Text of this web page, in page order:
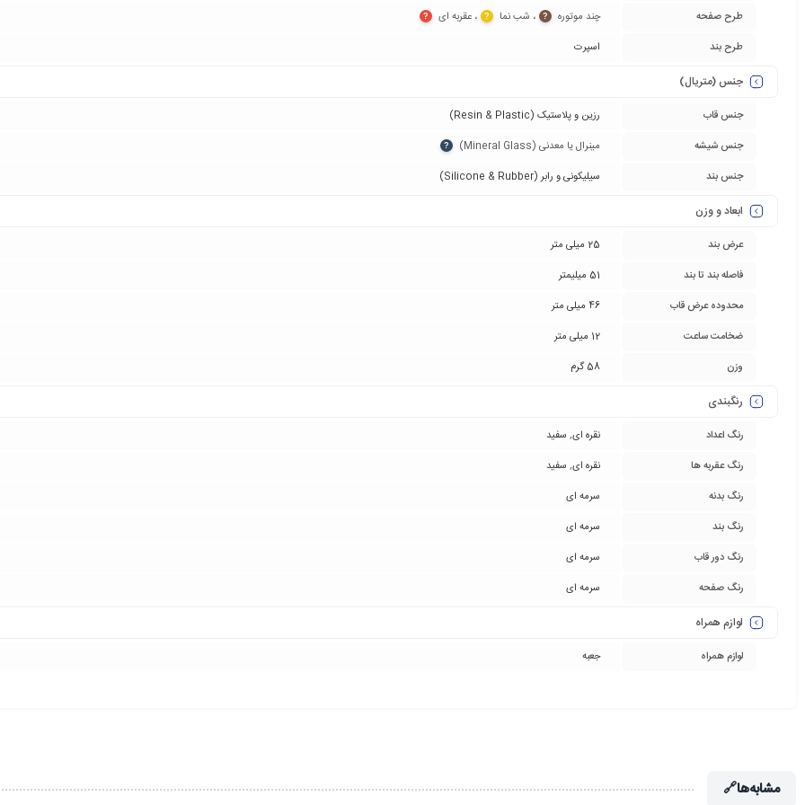
طرح صفحه چند موتوره‏ ? ‏، شب نما‏ ? ‏، عقربه ای‏ ?
طرح بند اسپرت
جنس (متریال)
جنس قاب
رزین و پلاستیک (Resin & Plastic)
جنس شیشه
مینرال یا معدنی (Mineral Glass)‏ ?
جنس بند سیلیکونی و رابر (Silicone & Rubber)
ابعاد و وزن
عرض بند
25 میلی متر
فاصله بند تا بند
51 میلیمتر
محدوده عرض قاب
46 میلی متر
ضخامت ساعت
12 میلی متر
وزن
58 گرم
رنگبندی
رنگ اعداد نقره ای, سفید
رنگ عقربه ها
نقره ای, سفید
رنگ بدنه
سرمه ای
رنگ بند
سرمه ای
رنگ دور قاب
سرمه ای
رنگ صفحه
سرمه ای
لوازم همراه
لوازم همراه جعبه
مشابه‌ها🔗